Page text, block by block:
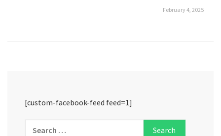
February 4, 2025
[custom-facebook-feed feed=1]